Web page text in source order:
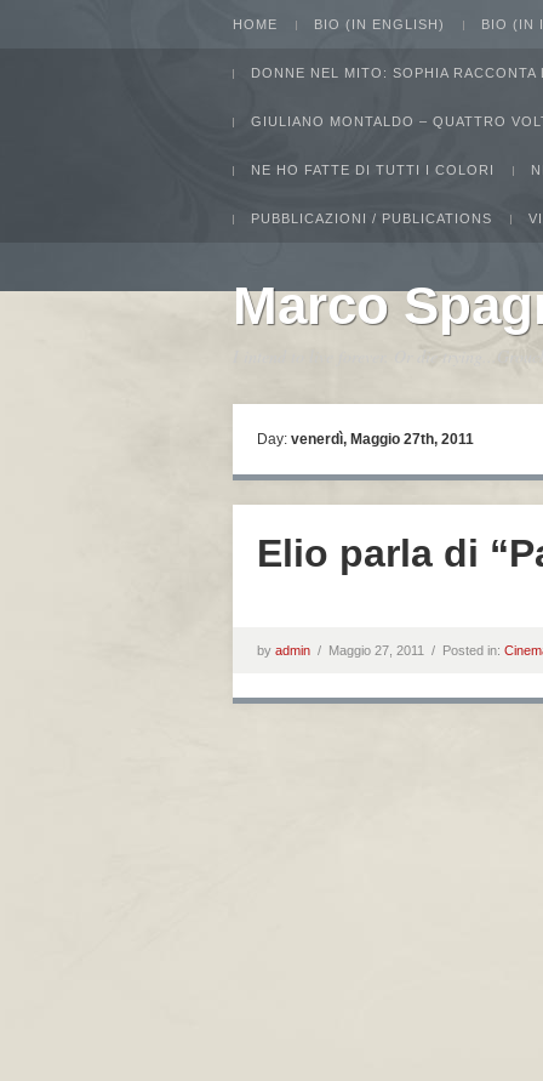
HOME BIO (IN ENGLISH) BIO (IN
DONNE NEL MITO: SOPHIA RACCONTA
GIULIANO MONTALDO – QUATTRO
NE HO FATTE DI TUTTI I COLORI
PUBBLICAZIONI / PUBLICATIONS
Marco
Day: venerdì, Maggio 27th, 2011
Elio parla di
by admin / Maggio 27, 2011 / Posted in: